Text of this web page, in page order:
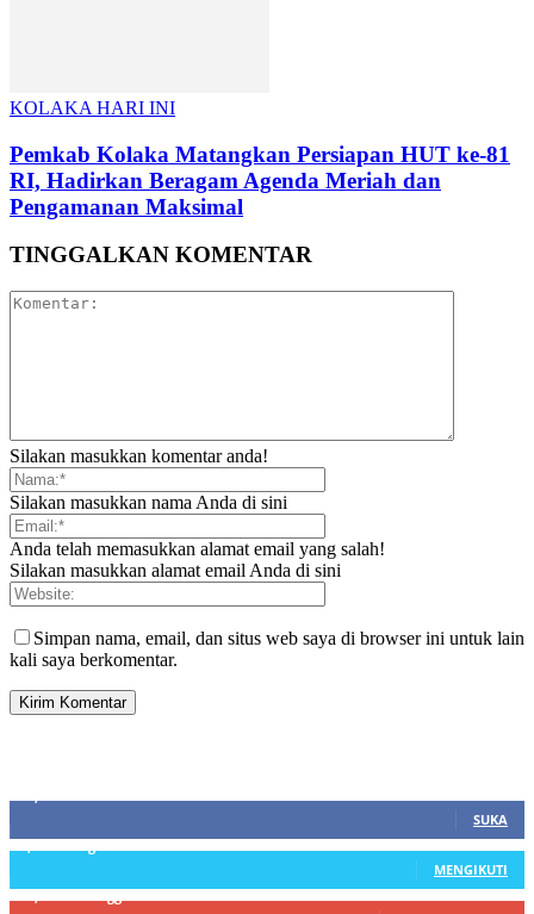
KOLAKA HARI INI
Pemkab Kolaka Matangkan Persiapan HUT ke-81
RI, Hadirkan Beragam Agenda Meriah dan
Pengamanan Maksimal
TINGGALKAN KOMENTAR
Silakan masukkan komentar anda!
Silakan masukkan nama Anda di sini
Anda telah memasukkan alamat email yang salah!
Silakan masukkan alamat email Anda di sini
Simpan nama, email, dan situs web saya di browser ini untuk lain
kali saya berkomentar.
SUKA
MENGIKUTI